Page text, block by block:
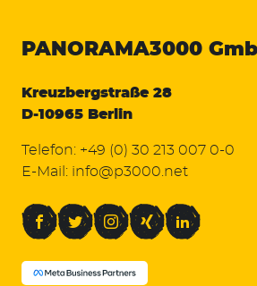
PANORAMA3000
Kreuzbergstraße 28
D-10965 Berlin
Telefon: +49 (0) 30 213 007 0-0
E-Mail: info@p3000.net
FacebookTwitterInstagramXing LinkedIn